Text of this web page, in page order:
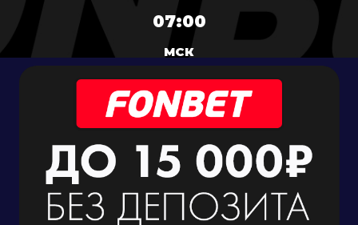
07:00
МСК